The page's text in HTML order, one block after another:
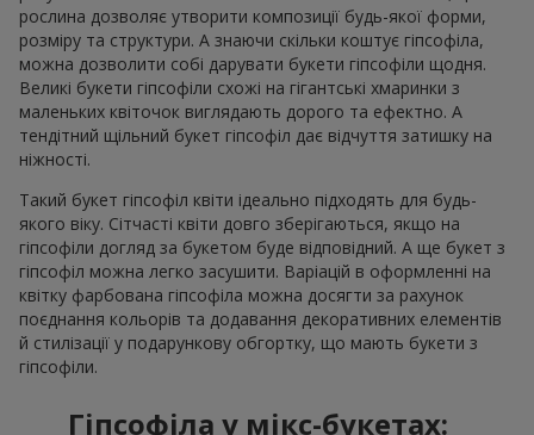
рослина дозволяє утворити композиції будь-якої форми,
розміру та структури. А знаючи скільки коштує гіпсофіла,
можна дозволити собі дарувати букети гіпсофіли щодня.
Великі букети гіпсофіли схожі на гігантські хмаринки з
маленьких квіточок виглядають дорого та ефектно. А
тендітний щільний букет гіпсофіл дає відчуття затишку на
ніжності.
Такий букет гіпсофіл квіти ідеально підходять для будь-
якого віку. Сітчасті квіти довго зберігаються, якщо на
гіпсофіли догляд за букетом буде відповідний. А ще букет з
гіпсофіл можна легко засушити. Варіацій в оформленні на
квітку фарбована гіпсофіла можна досягти за рахунок
поєднання кольорів та додавання декоративних елементів
й стилізації у подарункову обгортку, що мають букети з
гіпсофіли.
Гіпсофіла у мікс-букетах: